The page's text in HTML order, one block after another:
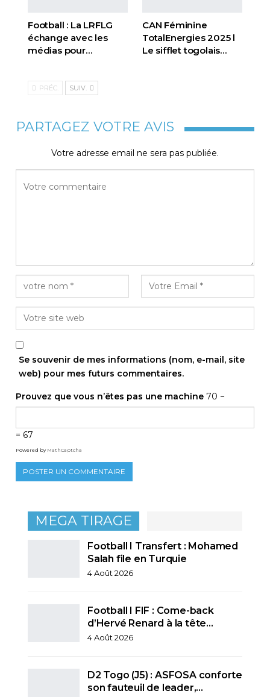
Football : La LRFLG
échange avec les
médias pour…
CAN Féminine
TotalEnergies 2025 l
Le sifflet togolais…
PRÉC. SUIV.
PARTAGEZ VOTRE AVIS
Votre adresse email ne sera pas publiée.
Se souvenir de mes informations (nom, e-mail, site
web) pour mes futurs commentaires.
Prouvez que vous n’êtes pas une machine 70 −
= 67
Powered by MathCaptcha
MEGA TIRAGE
Football I Transfert : Mohamed
Salah file en Turquie
4 Août 2026
Football I FIF : Come-back
d’Hervé Renard à la tête…
4 Août 2026
D2 Togo (J5) : ASFOSA conforte
son fauteuil de leader,…